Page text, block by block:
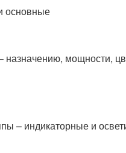
мощности,
– индикаторные и